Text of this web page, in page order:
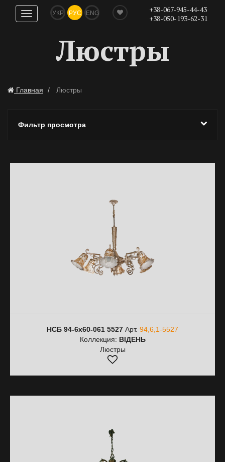
Показать
навигацию
УКР РУС ENG
+38-067-945-44-43
+38-050-193-62-31
Люстры
Главная Люстры
Фильтр просмотра
НСБ 94-6х60-061 5527 Арт. 94,6,1-5527
Коллекция: ВІДЕНЬ
Люстры